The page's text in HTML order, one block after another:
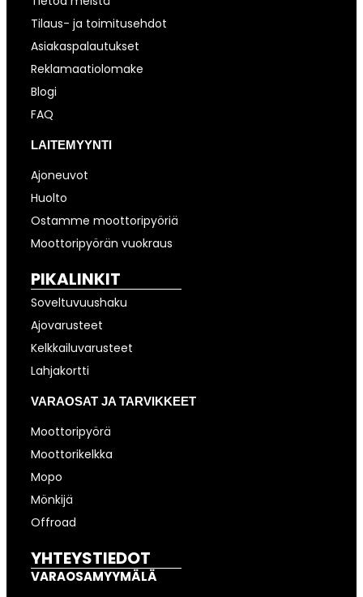
Tilaus- ja toimitusehdot
Asiakaspalautukset
Reklamaatiolomake
Blogi
FAQ
LAITEMYYNTI
Ajoneuvot
Huolto
Ostamme moottoripyöriä
Moottoripyörän vuokraus
PIKALINKIT
Soveltuvuushaku
Ajovarusteet
Kelkkailuvarusteet
Lahjakortti
VARAOSAT JA TARVIKKEET
Moottoripyörä
Moottorikelkka
Mopo
Mönkijä
Offroad
YHTEYSTIEDOT
VARAOSAMYYMÄLÄ